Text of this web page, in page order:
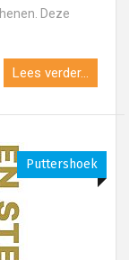
Deze
Lees verder...
Puttershoek